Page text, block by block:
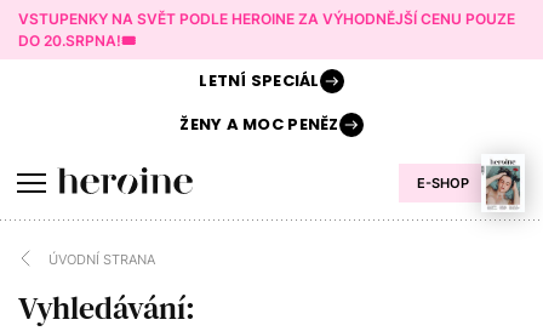
VSTUPENKY NA SVĚT PODLE HEROINE ZA VÝHODNĚJŠÍ CENU POUZE
DO 20.SRPNA!🎟️
E-SHOP
LETNÍ SPECIÁL
ŽENY AMOC PENĚZ
ÚVODNÍ STRANA
Vyhledávání: